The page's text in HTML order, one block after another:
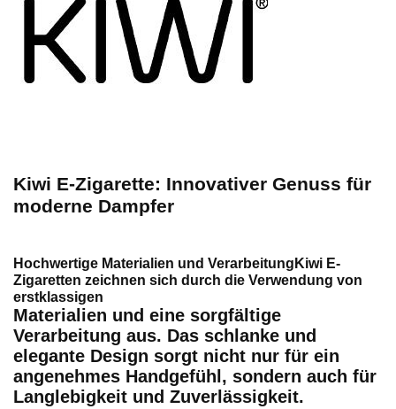
Kiwi E-Zigarette: Innovativer Genuss für
moderne Dampfer
Hochwertige Materialien und VerarbeitungKiwi E-
Zigaretten zeichnen sich durch die Verwendung von
erstklassigen
Materialien und eine sorgfältige
Verarbeitung aus. Das schlanke und
elegante Design sorgt nicht nur für ein
angenehmes Handgefühl, sondern auch für
Langlebigkeit und Zuverlässigkeit.